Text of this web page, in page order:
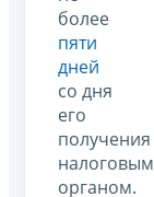
более
пяти
дней
со дня
его
получения
налоговым
органом.